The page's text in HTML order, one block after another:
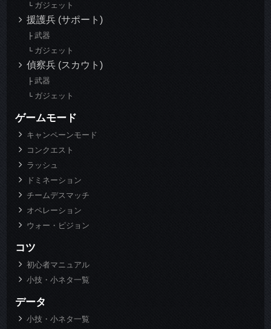
ガジェット
援護兵 (サポート)
武器
ガジェット
偵察兵 (スカウト)
武器
ガジェット
ゲームモード
キャンペーンモード
コンクエスト
ラッシュ
ドミネーション
チームデスマッチ
オペレーション
ウォー・ピジョン
コツ
初心者マニュアル
小技・小ネタ一覧
データ
小技・小ネタ一覧